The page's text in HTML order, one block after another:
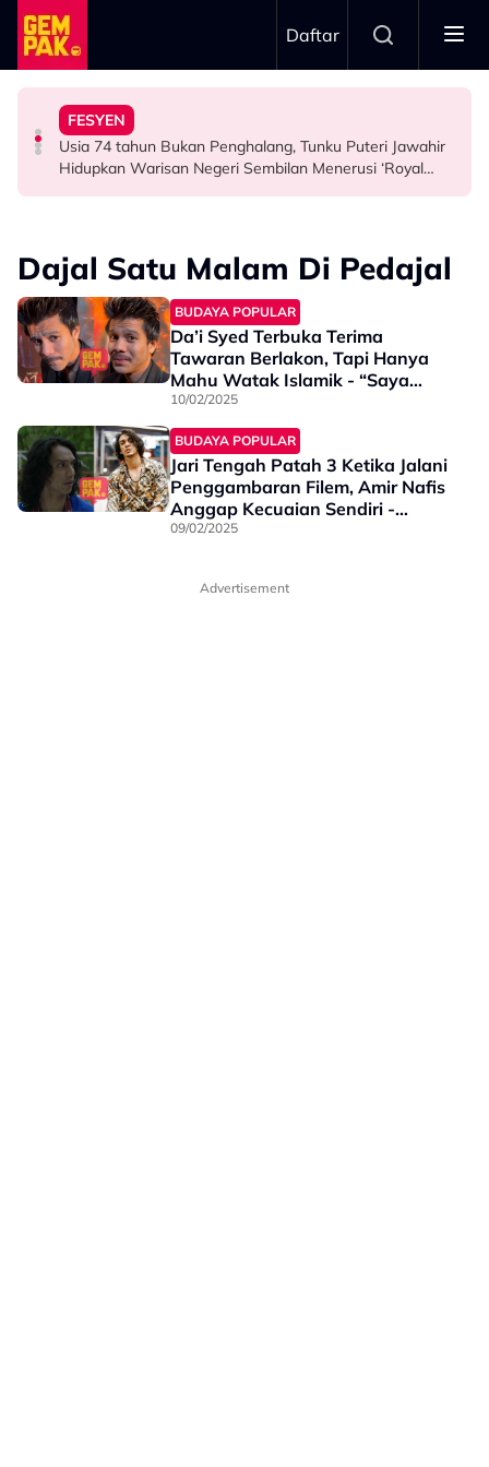
Skip to main content
Daftar
HIBURAN
“Saya Memang Suka Gaya Streetwear…” - Ezaidi Aziz
FESYEN
Usia 74 tahun Bukan Penghalang, Tunku Puteri Jawahir
Hidupkan Warisan Negeri Sembilan Menerusi ‘Royal
BERITA
Tertelan Serpihan Lidi Sate, Wanita Saman Singapore
Airlines
HIBURAN
Permintaan Aneh Jared Leto Di Lokasi, Minta Nelayan
Tangkap Ikan Segar Setiap Hari
Dajal Satu Malam Di Pedajal
BUDAYA POPULAR
Da’i Syed Terbuka Terima
Tawaran Berlakon, Tapi Hanya
Mahu Watak Islamik - “Saya
Masuk Dalam Industri Ini…”
10/02/2025
BUDAYA POPULAR
Jari Tengah Patah 3 Ketika Jalani
Penggambaran Filem, Amir Nafis
Anggap Kecuaian Sendiri -
“Tangan Saya Dah Tak Boleh
09/02/2025
Advertisement